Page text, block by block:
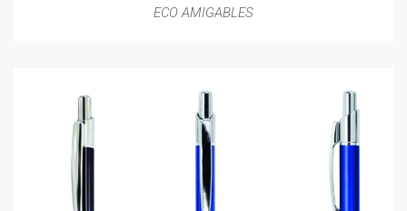
ECO AMIGABLES